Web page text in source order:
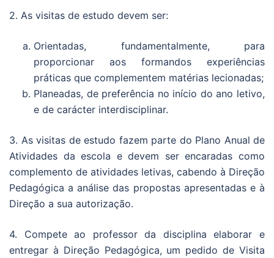
2. As visitas de estudo devem ser:
Orientadas, fundamentalmente, para
proporcionar aos formandos experiências
práticas que complementem matérias lecionadas;
Planeadas, de preferência no início do ano letivo,
e de carácter interdisciplinar.
3. As visitas de estudo fazem parte do Plano Anual de
Atividades da escola e devem ser encaradas como
complemento de atividades letivas, cabendo à Direção
Pedagógica a análise das propostas apresentadas e à
Direção a sua autorização.
4. Compete ao professor da disciplina elaborar e
entregar à Direção Pedagógica, um pedido de Visita